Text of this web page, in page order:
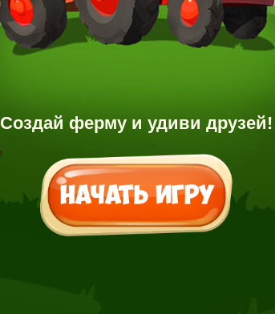
Создай ферму и удиви друзей!